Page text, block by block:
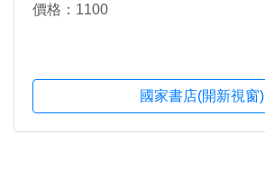
價格：1100
國家書店(開新視窗)